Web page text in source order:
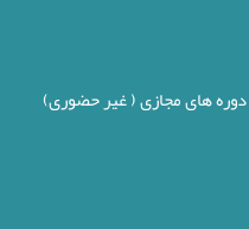
زمانبندی دوره های مجازی ( غیر حضوری)